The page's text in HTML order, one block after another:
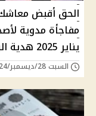
مفاجأة مدوية
يناير 2025 هدية البوسطة للملايين كيف تحصل عليها؟
السبت 28/ديسمبر/2024 - 01:38 م